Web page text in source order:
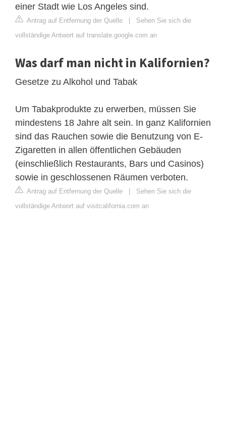
einer Stadt wie Los Angeles sind.
Antrag auf Entfernung der Quelle | Sehen Sie sich die
vollständige Antwort auf translate.google.com an
Was darf man nicht in Kalifornien?
Gesetze zu Alkohol und Tabak
Um Tabakprodukte zu erwerben, müssen Sie
mindestens 18 Jahre alt sein. In ganz Kalifornien
sind das Rauchen sowie die Benutzung von E-
Zigaretten in allen öffentlichen Gebäuden
(einschließlich Restaurants, Bars und Casinos)
sowie in geschlossenen Räumen verboten.
Antrag auf Entfernung der Quelle | Sehen Sie sich die
vollständige Antwort auf visitcalifornia.com an